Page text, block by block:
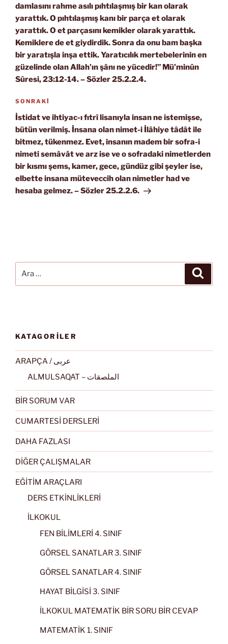
damlasını rahme asılı pıhtılaşmış bir kan olarak
yarattık. O pıhtılaşmış kanı bir parça et olarak
yarattık. O et parçasını kemikler olarak yarattık.
Kemiklere de et giydirdik. Sonra da onu bam başka
bir yaratışla inşa ettik. Yaratıcılık mertebelerinin en
güzelinde olan Allah’ın şânı ne yücedir!” Mü’minûn
Sûresi, 23:12-14. – Sözler 25.2.2.4.
Sonraki
Yazı
SONRAKI
İstidat ve ihtiyac-ı fıtrî lisanıyla insan ne istemişse,
bütün verilmiş. İnsana olan nimet-i İlâhiye tâdât ile
bitmez, tükenmez. Evet, insanın madem bir sofra-i
nimeti semâvât ve arz ise ve o sofradaki nimetlerden
bir kısmı şems, kamer, gece, gündüz gibi şeyler ise,
elbette insana müteveccih olan nimetler had ve
hesaba gelmez. – Sözler 25.2.2.6.
KATAGORİLER
ARAPÇA / عربى
ALMULSAQAT – الملصقات
BİR SORUM VAR
CUMARTESİ DERSLERİ
DAHA FAZLASI
DİĞER ÇALIŞMALAR
EĞİTİM ARAÇLARI
DERS ETKİNLİKLERİ
İLKOKUL
FEN BİLİMLERİ 4. SINIF
GÖRSEL SANATLAR 3. SINIF
GÖRSEL SANATLAR 4. SINIF
HAYAT BİLGİSİ 3. SINIF
İLKOKUL MATEMATİK BİR SORU BİR CEVAP
MATEMATİK 1. SINIF